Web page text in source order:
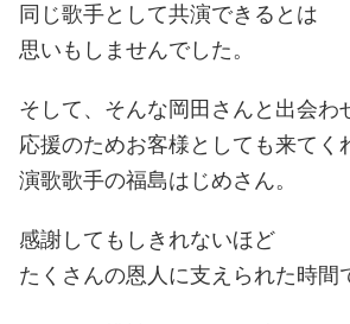
同じ歌手として共演できるとは
思いもしませんでした。
そして、そんな岡田さんと出会わ
応援のためお客様としても来てく
演歌歌手の福島はじめさん。
感謝してもしきれないほど
たくさんの恩人に支えられた時間